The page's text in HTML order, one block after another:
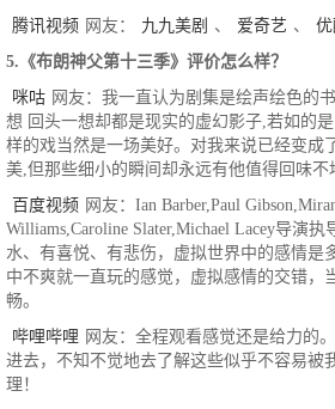
腾讯视频 网友： 九九美剧 、 爱奇艺 、
5.《布朗神父第十三季》评价怎么样？
咪咕 网友：我一直认为剧集是绘声绘色的
想 回头一想却都是现实的虚幻影子,若如的
样的戏当然是一场美好。对我来说已经变成
美,但那些细小的瞬间却永远有他值得回味不
百度视频 网友：Ian Barber,Paul
Williams,Caroline Slater,Michael Lacey导演
水、有喜悦、有悲伤，虚拟世界中的感情是
中不爽就一直玩的感觉，虚拟感情的交错，
畅。
哔哩哔哩 网友：全程观看感觉还是给力的
进去，不知不觉地去了解这些似乎不容易被
理！